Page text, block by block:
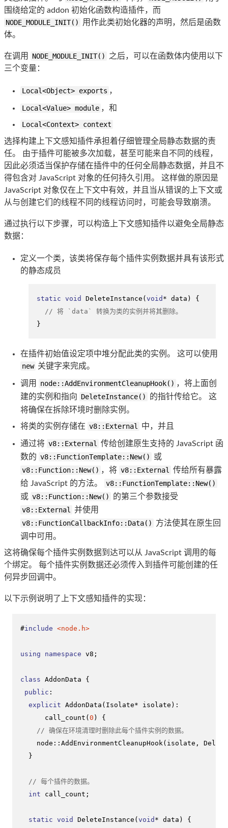
围绕给定的 addon 初始化函数构造插件，而
NODE_MODULE_INIT()
用作此类初始化器的声明，然后是函数
体。
在调用 NODE_MODULE_INIT()
之后，可以在函数体内使用以下
三个变量：
Local<Object> exports ，
Local<Value> module ，和
Local<Context> context
选择构建上下文感知插件承担着仔细管理全局静态数据的责
任。 由于插件可能被多次加载，甚至可能来自不同的线程，
因此必须适当保护存储在插件中的任何全局静态数据，并且不
得包含对 JavaScript 对象的任何持久引用。 这样做的原因是
JavaScript 对象仅在上下文中有效，并且当从错误的上下文或
从与创建它们的线程不同的线程访问时，可能会导致崩溃。
通过执行以下步骤，可以构造上下文感知插件以避免全局静态
数据：
定义一个类，该类将保存每个插件实例数据并具有该形式
的静态成员
static void DeleteInstance ( void * data)
{
// 将 `data` 转换为类的实例并将其删除。
}
在插件初始值设定项中堆分配此类的实例。 这可以使用
new 关键字来完成。
调用 node::AddEnvironmentCleanupHook() ，将上面创
建的实例和指向
DeleteInstance()
的指针传给它。 这
将确保在拆除环境时删除实例。
将类的实例存储在 v8::External 中，并且
通过将 v8::External 传给创建原生支持的 ​​JavaScript 函
数的 v8::FunctionTemplate::New()
或
v8::Function::New() ，将 v8::External 传给所有暴露
给 JavaScript 的方法。
v8::FunctionTemplate::New()
或 v8::Function::New()
的第三个参数接受
v8::External 并使用
v8::FunctionCallbackInfo::Data()
方法使其在原生回
调中可用。
这将确保每个插件实例数据到达可以从 JavaScript 调用的每
个绑定。 每个插件实例数据还必须传入到插件可能创建的任
何异步回调中。
以下示例说明了上下文感知插件的实现：
#include <node.h>
using namespace v8;
class AddonData {
public :
explicit AddonData (Isolate* isolate) :
      call_count(
0 ) {
// 确保在环境清理时删除此每个插件实例的数据。
    node::
AddEnvironmentCleanupHook(isolate,
  }
// 每个插件的数据。
int call_count;
static void DeleteInstance ( void * data)
{